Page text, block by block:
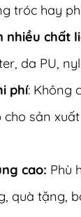
tróc hay
nhiều chất
da PU,
phí: Không
cho sản
cao: Phù
quà tặng,